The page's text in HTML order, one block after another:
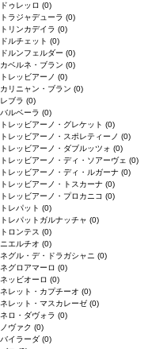
ドゥレッロ (0)
トラジャデューラ (0)
トリンカデイラ (0)
ドルチェット (0)
ドルンフェルダー (0)
カベルネ・ブラン (0)
トレッビアーノ (0)
カリニャン・ブラン (0)
レブラ (0)
バルベーラ (0)
トレッビアーノ・グレケット (0)
トレッビアーノ・スポレティーノ (0)
トレッビアーノ・ダブルッツォ (0)
トレッビアーノ・ディ・ソアーヴェ (0)
トレッビアーノ・ディ・ルガーナ (0)
トレッビアーノ・トスカーナ (0)
トレッビアーノ・プロカニコ (0)
トレパット (0)
トレパットガルナッチャ (0)
トロンテス (0)
ニエルチオ (0)
ネグル・デ・ドラガシャニ (0)
ネグロアマーロ (0)
ネッビオーロ (0)
ネレット・カプチーオ (0)
ネレット・マスカレーゼ (0)
ネロ・ダヴォラ (0)
ノヴァク (0)
バイラーダ (0)